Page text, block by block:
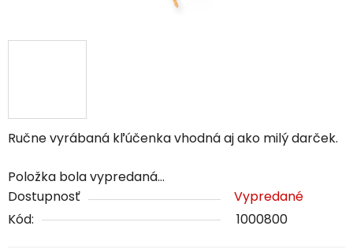
Ručne vyrábaná kľúčenka vhodná aj ako milý darček.
Položka bola vypredaná…
Dostupnosť
Vypredané
Kód:
1000800